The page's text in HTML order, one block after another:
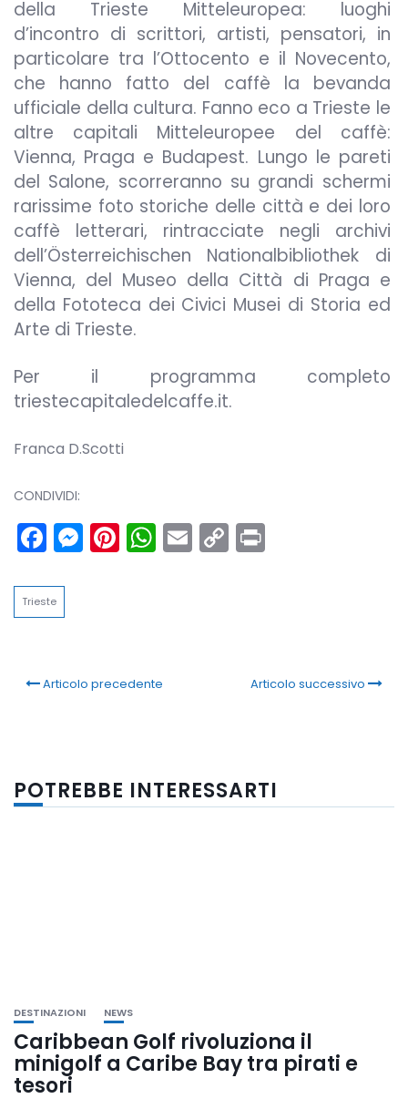
della Trieste Mitteleuropea: luoghi
d’incontro di scrittori, artisti, pensatori, in
particolare tra l’Ottocento e il Novecento,
che hanno fatto del caffè la bevanda
ufficiale della cultura. Fanno eco a Trieste le
altre capitali Mitteleuropee del caffè:
Vienna, Praga e Budapest. Lungo le pareti
del Salone, scorreranno su grandi schermi
rarissime foto storiche delle città e dei loro
caffè letterari, rintracciate negli archivi
dell’Österreichischen Nationalbibliothek di
Vienna, del Museo della Città di Praga e
della Fototeca dei Civici Musei di Storia ed
Arte di Trieste.
Per il programma completo
triestecapitaledelcaffe.it.
Franca D.Scotti
CONDIVIDI:
Facebook
Messenger
Pinterest
WhatsApp
Email
Copy
Link
Trieste
Articolo precedente Articolo successivo
POTREBBE INTERESSARTI
DESTINAZIONI NEWS
Caribbean Golf rivoluziona il
minigolf a Caribe Bay tra pirati e
tesori